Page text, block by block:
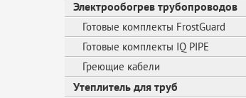
Электрообогрев трубопроводов
Готовые комплекты FrostGuard
Готовые комплекты IQ PIPE
Греющие кабели
Утеплитель для труб